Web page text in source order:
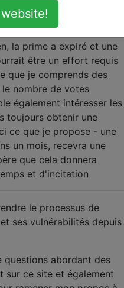
la prime a expiré et une
être un effort requis
que je comprends des
nombre de votes
également intéresser les
toujours obtenir une
ce que je propose - une
un mois, recevra une
que cela donnera
et d'incitation
le processus de
ses vulnérabilités depuis
questions abordant des
sur ce site et également